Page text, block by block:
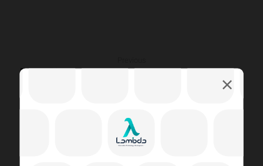
راهنمای جامع و تخصصی بهبود عملکرد کوئری‌ها در Power BI
Next
تفاوت KPI و KRI چیست؟ راهنمای جامع برای اندازه‌گیری